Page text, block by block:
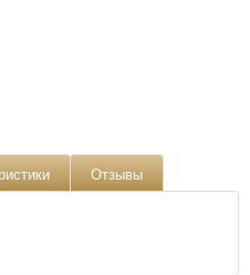
Отзывы